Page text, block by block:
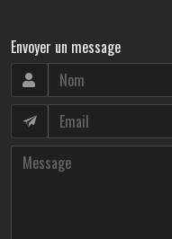
Envoyer un message